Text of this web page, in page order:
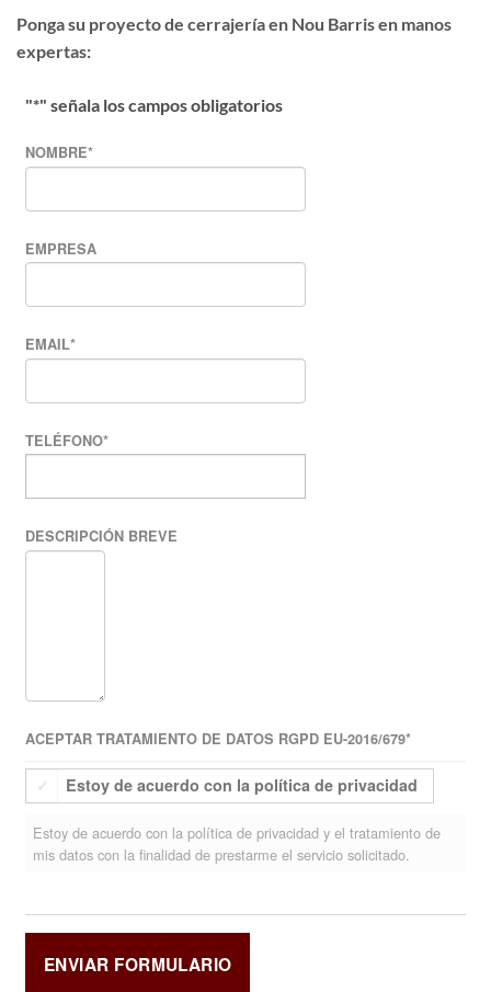
Ponga su proyecto de cerrajería en Nou Barris en manos
expertas:
"*" señala los campos obligatorios
NOMBRE*
EMPRESA
EMAIL*
TELÉFONO*
DESCRIPCIÓN BREVE
ACEPTAR TRATAMIENTO DE DATOS RGPD EU-2016/679*
Estoy de acuerdo con la política de privacidad
Estoy de acuerdo con la política de privacidad y el tratamiento de
mis datos con la finalidad de prestarme el servicio solicitado.